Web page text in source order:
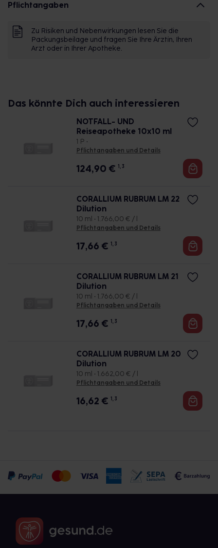
Pflichtangaben
Zu Risiken und Nebenwirkungen lesen Sie die
Packungsbeilage und fragen Sie Ihre Ärztin, Ihren
Arzt oder in Ihrer Apotheke.
Das könnte Dich auch interessieren
NOTFALL- UND
Reiseapotheke 10x10 ml
1 P •
Pflichtangaben und Details
124,90 € 1, 3
CORALLIUM RUBRUM LM 22
Dilution
10 ml • 1.766,00 € / l
Pflichtangaben und Details
17,66 € 1, 3
CORALLIUM RUBRUM LM 21
Dilution
10 ml • 1.766,00 € / l
Pflichtangaben und Details
17,66 € 1, 3
CORALLIUM RUBRUM LM 20
Dilution
10 ml • 1.662,00 € / l
Pflichtangaben und Details
16,62 € 1, 3